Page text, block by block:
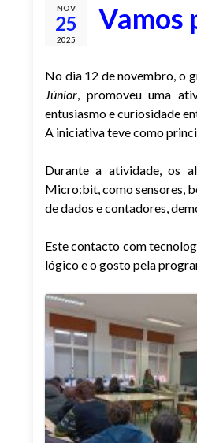
NOV
25
2025
Vamos
No dia 12 de novembro, o
Júnior, promoveu uma
entusiasmo e curiosidade
A iniciativa teve como
Durante a atividade, os
Micro:bit, como sensores,
de dados e contadores,
Este contacto com
lógico e o gosto pela